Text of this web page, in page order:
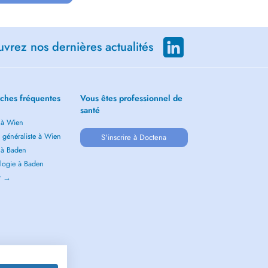
nos dernières actualités
fréquentes
Wien
à Wien
Baden
à Baden
→
Vous êtes professionnel de
santé
S'inscrire à Doctena